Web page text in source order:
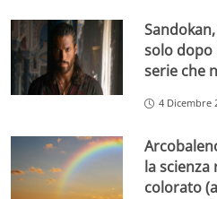
solo dopo
serie che
4 Dicembre
la scienza
colorato